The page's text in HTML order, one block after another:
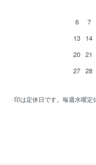
6
7
13 14
20 21
27 28
印は定休日です。毎週水曜